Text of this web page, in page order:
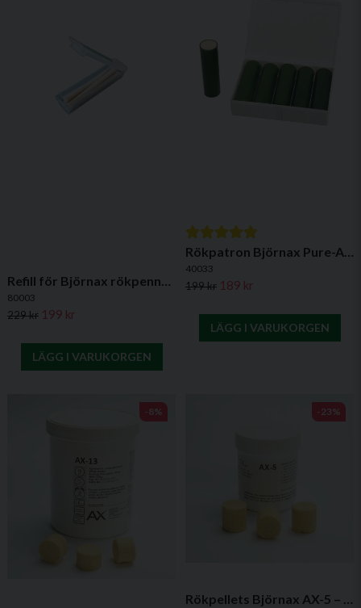
80003
229 kr 199 kr
LÄGG I VARUKORGEN
Rökpatron Björnax Pure-AX 18 (5 pack) – korrosionsfri 18 g - 180 sekunder
40033
199 kr 189 kr
LÄGG I VARUKORGEN
-8% -23%